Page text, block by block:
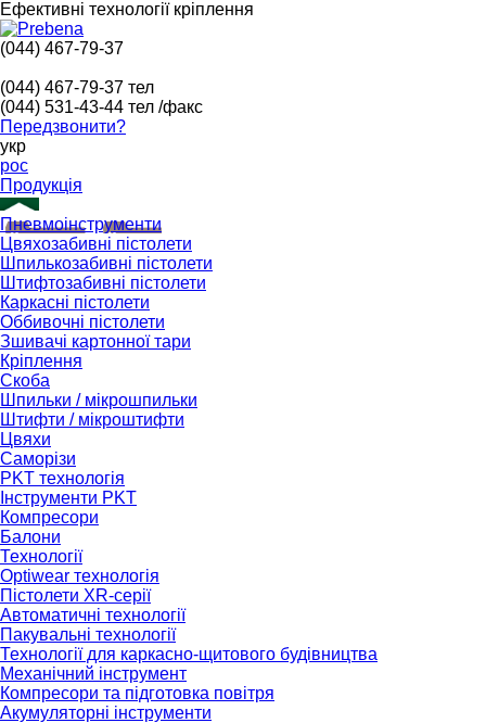
Ефективні технології кріплення
(044) 467-79-37
(044) 467-79-37 тел
(044) 531-43-44 тел /факс
Передзвонити?
укр
рос
Продукція
Пневмоінструменти
Цвяхозабивні пістолети
Шпилькозабивні пістолети
Штифтозабивні пістолети
Каркасні пістолети
Оббивочні пістолети
Зшивачі картонної тари
Кріплення
Скоба
Шпильки / мікрошпильки
Штифти / мікроштифти
Цвяхи
Саморізи
PKT технологія
Інструменти PKT
Компресори
Балони
Технології
Optiwear технологія
Пістолети XR-серії
Автоматичні технології
Пакувальні технології
Технології для каркасно-щитового будівництва
Механічний інструмент
Компресори та підготовка повітря
Акумуляторні інструменти